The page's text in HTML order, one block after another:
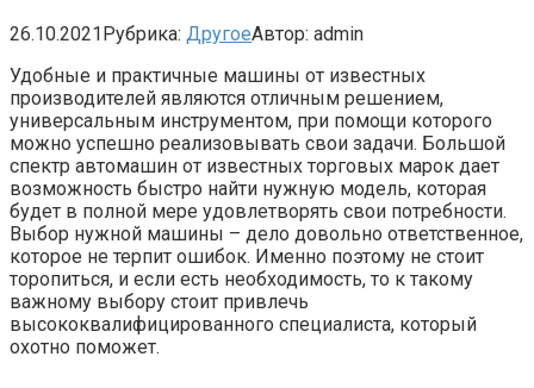
26.10.2021Рубрика: ДругоеАвтор: admin
Удобные и практичные машины от известных
производителей являются отличным решением,
универсальным инструментом, при помощи которого
можно успешно реализовывать свои задачи. Большой
спектр автомашин от известных торговых марок дает
возможность быстро найти нужную модель, которая
будет в полной мере удовлетворять свои потребности.
Выбор нужной машины – дело довольно ответственное,
которое не терпит ошибок. Именно поэтому не стоит
торопиться, и если есть необходимость, то к такому
важному выбору стоит привлечь
высококвалифицированного специалиста, который
охотно поможет.